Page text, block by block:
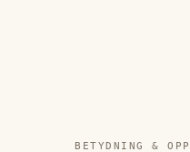
BETYDNING &